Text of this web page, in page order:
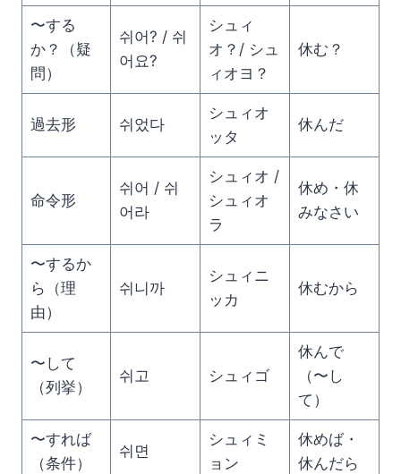
〜する
か？（疑
問）
쉬어? / 쉬
어요?
シュィ
オ？/ シュ
ィオヨ？
休む？
過去形 쉬었다
シュィオ
ッタ
休んだ
命令形
쉬어 / 쉬
어라
シュィオ /
シュィオ
ラ
休め・休
みなさい
〜するか
ら（理
由）
쉬니까
シュィニ
ッカ
休むから
〜して
（列挙）
쉬고 シュィゴ
休んで
（〜し
て）
〜すれば
（条件）
쉬면
シュィミ
ョン
休めば・
休んだら